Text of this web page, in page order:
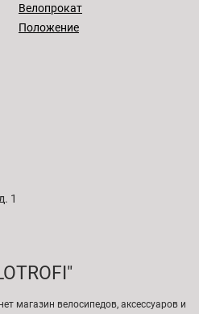
Велопрокат
Положение
1
магазин велосипедов, аксессуаров и